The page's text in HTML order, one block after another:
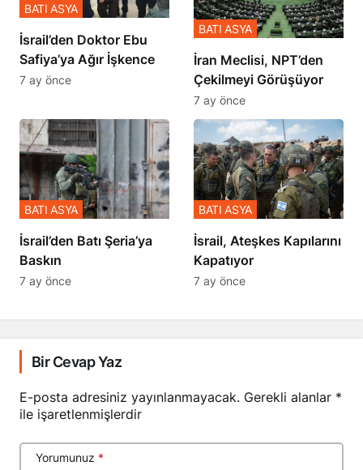
İsrail’den Doktor Ebu
Safiya’ya Ağır İşkence
BATI ASYA
7 ay önce
İran Meclisi, NPT’den
Çekilmeyi Görüşüyor
BATI ASYA
7 ay önce
​​​​​​​İsrail’den Batı Şeria’ya
Baskın
BATI ASYA
7 ay önce
İsrail, Ateşkes Kapılarını
Kapatıyor
BATI ASYA
7 ay önce
Bir Cevap Yaz
E-posta adresiniz yayınlanmayacak. Gerekli alanlar *
ile işaretlenmişlerdir
Yorumunuz *